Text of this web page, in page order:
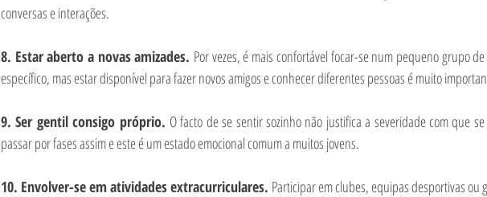
conversas e interações.
8. Estar aberto a novas amizades. Por vezes, é mais confortável focar-se num pequeno grupo
específico, mas estar disponível para fazer novos amigos e conhecer diferentes pessoas é muito
9. Ser gentil consigo próprio. O facto de se sentir sozinho não justifica a severidade com que se
passar por fases assim e este é um estado emocional comum a muitos jovens.
10. Envolver-se em atividades extracurriculares. Participar em clubes, equipas desportivas ou